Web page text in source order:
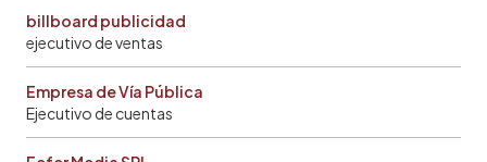
billboard publicidad
ejecutivo de ventas
Empresa de Vía Pública
Ejecutivo de cuentas